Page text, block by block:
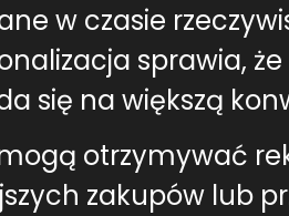
w czasie
sprawia,
się na większą
otrzymywać
zakupów lub